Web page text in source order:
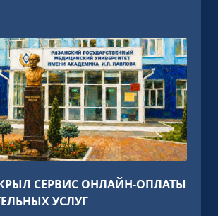
СЕРВИС ОНЛАЙН-ОПЛАТЫ
УСЛУГ